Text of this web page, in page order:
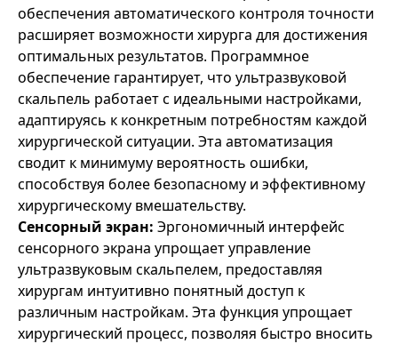
обеспечения автоматического контроля точности
расширяет возможности хирурга для достижения
оптимальных результатов. Программное
обеспечение гарантирует, что ультразвуковой
скальпель работает с идеальными настройками,
адаптируясь к конкретным потребностям каждой
хирургической ситуации. Эта автоматизация
сводит к минимуму вероятность ошибки,
способствуя более безопасному и эффективному
хирургическому вмешательству.
Сенсорный экран: Эргономичный интерфейс
сенсорного экрана упрощает управление
ультразвуковым скальпелем, предоставляя
хирургам интуитивно понятный доступ к
различным настройкам. Эта функция упрощает
хирургический процесс, позволяя быстро вносить